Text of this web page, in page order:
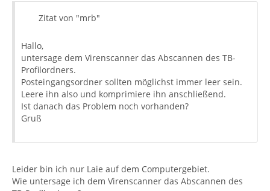
Zitat von "mrb"
Hallo,
untersage dem Virenscanner das Abscannen des TB-
Profilordners.
Posteingangsordner sollten möglichst immer leer sein.
Leere ihn also und komprimiere ihn anschließend.
Ist danach das Problem noch vorhanden?
Gruß
Leider bin ich nur Laie auf dem Computergebiet.
Wie untersage ich dem Virenscanner das Abscannen des